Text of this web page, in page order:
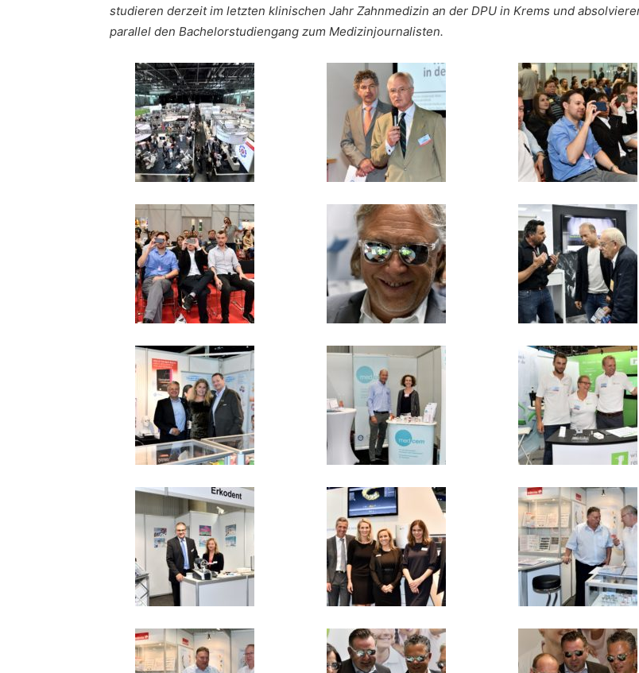
studieren derzeit im letzten klinischen Jahr Zahnmedizin an der DPU in Krems und
parallel den Bachelorstudiengang zum Medizinjournalisten.